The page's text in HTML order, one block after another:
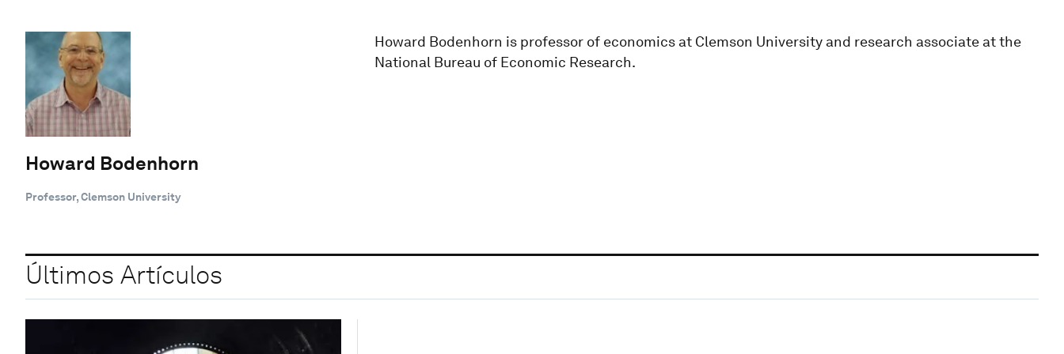
Howard Bodenhorn
Professor, Clemson University
Howard Bodenhorn is professor of economics at Clemson University and research associate at the
National Bureau of Economic Research.
Últimos Artículos